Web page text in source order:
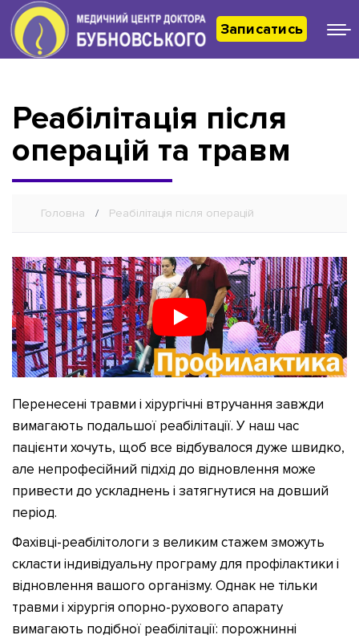
Записатись
Реабілітація після
операцій та травм
Ви тут:Головна Реабілітація після операцій
Перенесені травми і хірургічні втручання завжди
вимагають подальшої реабілітації. У наш час
пацієнти хочуть, щоб все відбувалося дуже швидко,
але непрофесійний підхід до відновлення може
привести до ускладнень і затягнутися на довший
період.
Фахівці-реабілітологи з великим стажем зможуть
скласти індивідуальну програму для профілактики і
відновлення вашого організму. Однак не тільки
травми і хірургія опорно-рухового апарату
вимагають подібної реабілітації: порожнинні